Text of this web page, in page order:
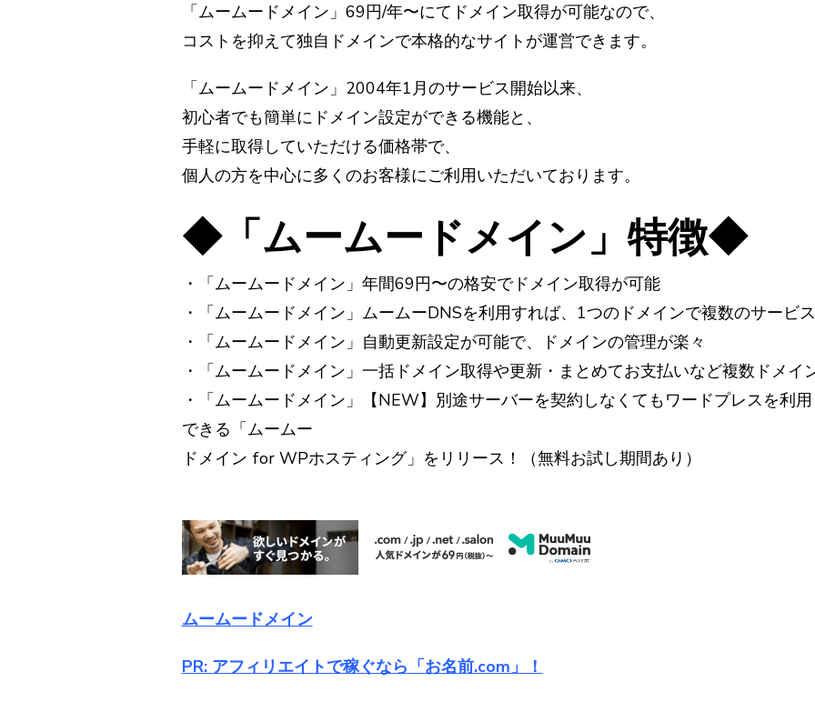
「ムームードメイン」69円/年〜にてドメイン取得が可能なので、
コストを抑えて独自ドメインで本格的なサイトが運営できます。
「ムームードメイン」2004年1月のサービス開始以来、
初心者でも簡単にドメイン設定ができる機能と、
手軽に取得していただける価格帯で、
個人の方を中心に多くのお客様にご利用いただいております。
◆「ムームードメイン」特徴◆
・「ムームードメイン」年間69円〜の格安でドメイン取得が可能
・「ムームードメイン」ムームーDNSを利用すれば、1つのドメインで複数のサービ
・「ムームードメイン」自動更新設定が可能で、ドメインの管理が楽々
・「ムームードメイン」一括ドメイン取得や更新・まとめてお支払いなど複数ドメイ
・「ムームードメイン」【NEW】別途サーバーを契約しなくてもワードプレスを利
できる「ムームー
ドメイン for WPホスティング」をリリース！（無料お試し期間あり）
ムームードメイン
PR: アフィリエイトで稼ぐなら「お名前.com」！